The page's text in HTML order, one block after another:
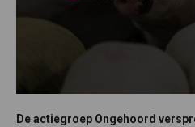
De actiegroep Ongehoord